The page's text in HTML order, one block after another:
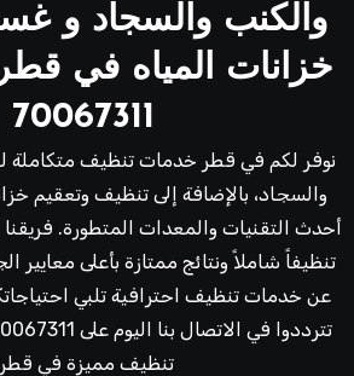
والكنب والسجاد و
خزانات المياه في
70067311
نوفر لكم في قطر خدمات تنظيف متكاملة
والسجاد، بالإضافة إلى تنظيف وتعقيم
أحدث التقنيات والمعدات المتطورة.
تنظيفاً شاملاً ونتائج ممتازة بأعلى معايير
عن خدمات تنظيف احترافية تلبي
تنظيف مميزة في